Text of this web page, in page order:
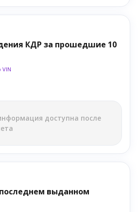
КДР за прошедшие 10
доступна после
выданном